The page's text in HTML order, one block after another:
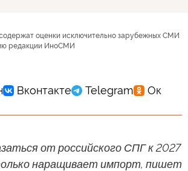
оценки исключительно зарубежных СМИ
редакции ИноСМИ
от российского СПГ к 2027
наращивает импорт, пишет